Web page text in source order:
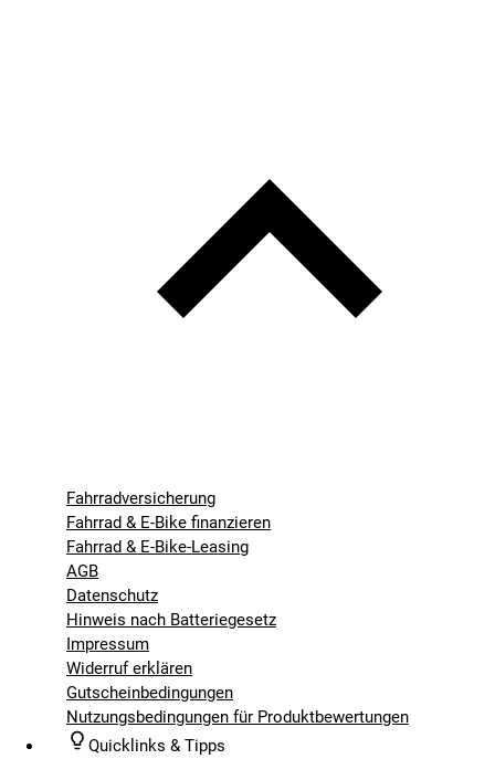
Fahrradversicherung
Fahrrad & E-Bike finanzieren
Fahrrad & E-Bike-Leasing
AGB
Datenschutz
Hinweis nach Batteriegesetz
Impressum
Widerruf erklären
Gutscheinbedingungen
Nutzungsbedingungen für Produktbewertungen
Quicklinks & Tipps